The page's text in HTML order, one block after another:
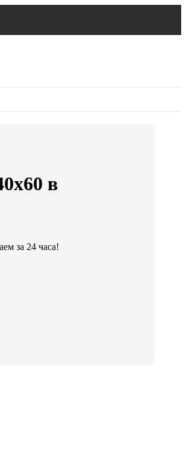
в
за 24 часа!